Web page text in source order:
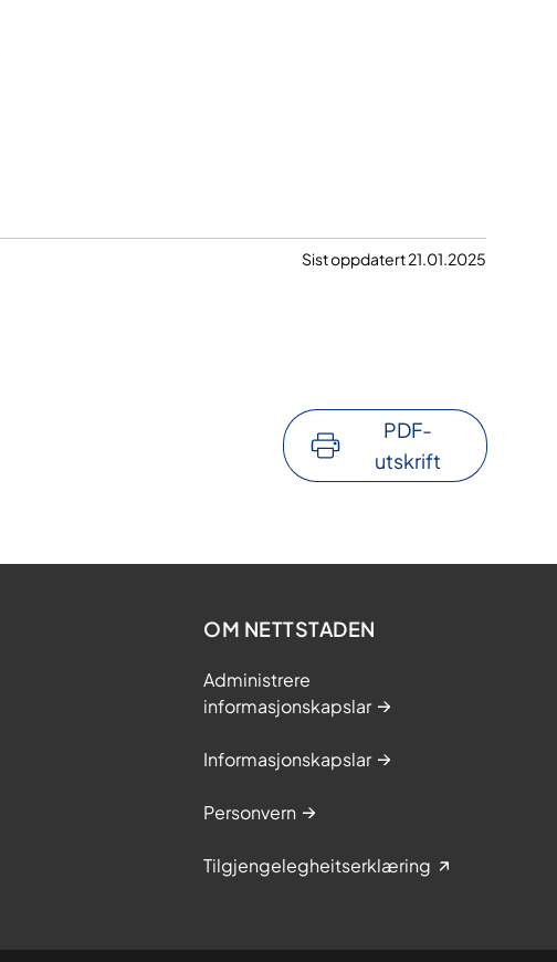
Sist oppdatert 21.01.2025
PDF-
utskrift
OM NETTSTADEN
Administrere
informasjonskapslar
Informasjonskapslar
Personvern
Tilgjengelegheitserklæring